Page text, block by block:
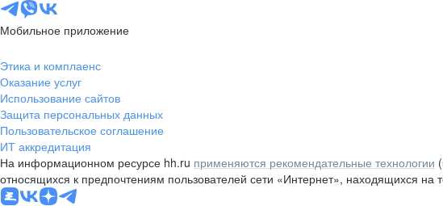
Мобильное приложение
Этика и комплаенс
Оказание услуг
Использование сайтов
Защита персональных данных
Пользовательское соглашение
ИТ аккредитация
На информационном ресурсе hh.ru применяются рекомендательные технологии
относящихся к предпочтениям пользователей сети «Интернет», находящихся на